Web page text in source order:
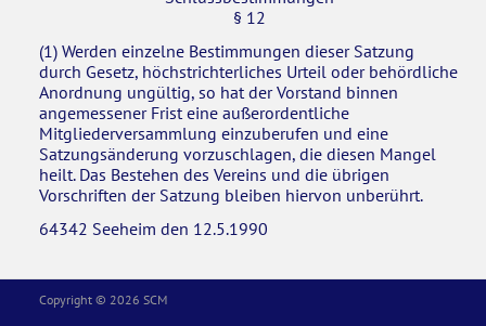
§ 12
(1) Werden einzelne Bestimmungen dieser Satzung
durch Gesetz, höchstrichterliches Urteil oder behördliche
Anordnung ungültig, so hat der Vorstand binnen
angemessener Frist eine außerordentliche
Mitgliederversammlung einzuberufen und eine
Satzungsänderung vorzuschlagen, die diesen Mangel
heilt. Das Bestehen des Vereins und die übrigen
Vorschriften der Satzung bleiben hiervon unberührt.
64342 Seeheim den 12.5.1990
Copyright © 2026 SCM